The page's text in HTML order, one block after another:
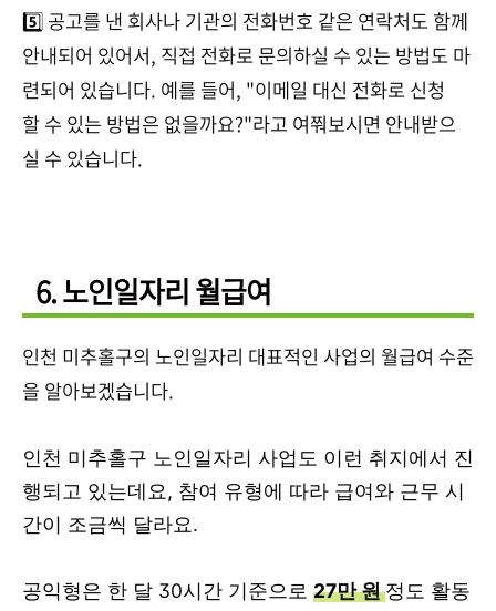
5️⃣ 공고를 낸 회사나 기관의 전화번호 같은 연락처도 함께
안내되어 있어서, 직접 전화로 문의하실 수 있는 방법도 마
련되어 있습니다. 예를 들어, "이메일 대신 전화로 신청
할 수 있는 방법은 없을까요?"라고 여쭤보시면 안내받으
실 수 있습니다.
6. 노인일자리 월급여
인천 미추홀구의 노인일자리 대표적인 사업의 월급여 수준
을 알아보겠습니다.
인천 미추홀구 노인일자리 사업도 이런 취지에서 진
행되고 있는데요, 참여 유형에 따라 급여와 근무 시
간이 조금씩 달라요.
공익형은 한 달 30시간 기준으로 27만 원정도 활동